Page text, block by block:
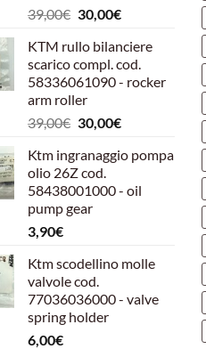
39,00€ Il
originale
era:
39,00€.
30,00€Il
attuale
è:
30,00€.
KTM rullo bilanciere
scarico compl. cod.
58336061090 - rocker
arm roller
39,00€ Il
originale
era:
39,00€.
30,00€Il
attuale
30,00€.
Ktm ingranaggio pompa
olio 26Z cod.
58438001000 - oil
pump gear
3,90€
Ktm scodellino molle
valvole cod.
77036036000 - valve
spring holder
6,00€